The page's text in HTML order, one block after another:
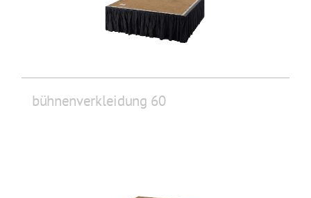
bühnenverkleidung 60